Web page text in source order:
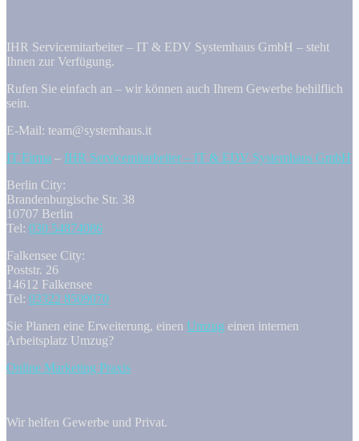
IHR Servicemitarbeiter – IT & EDV Systemhaus GmbH – steht
Ihnen zur Verfügung.
Rufen Sie einfach an – wir können auch Ihrem Gewerbe behilflich
sein.
E-Mail: team@systemhaus.it
IT Firma – IHR Servicemitarbeiter – IT & EDV Systemhaus GmbH
Berlin City:
Brandenburgische Str. 38
10707 Berlin
Tel: 030 54874086
Falkensee City:
Poststr. 26
14612 Falkensee
Tel: 03322 8509070
Sie Planen eine Erweiterung, einen Umzug einen internen
Arbeitsplatz Umzug?
Online Marketing Praxis
Wir helfen Gewerbe und Privat.